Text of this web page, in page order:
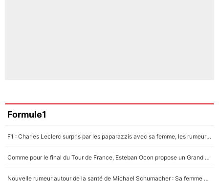
Formule1
F1 : Charles Leclerc surpris par les paparazzis avec sa femme, les rumeurs étaient vraies !
Comme pour le final du Tour de France, Esteban Ocon propose un Grand Prix de Formule 1 à Paris : «Autour de l’Arc de Triomphe, ce serait génial» !
Nouvelle rumeur autour de la santé de Michael Schumacher : Sa femme Corinna sort du silence